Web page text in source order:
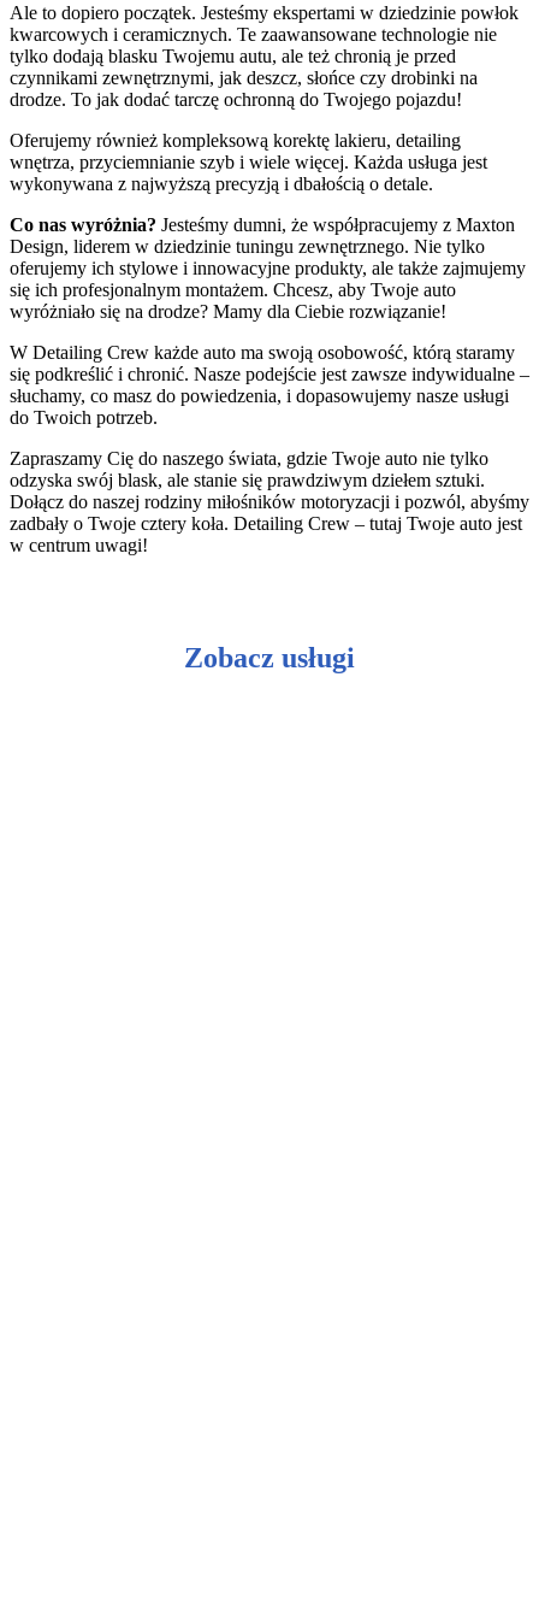
Ale to dopiero początek. Jesteśmy ekspertami w dziedzinie powłok
kwarcowych i ceramicznych. Te zaawansowane technologie nie
tylko dodają blasku Twojemu autu, ale też chronią je przed
czynnikami zewnętrznymi, jak deszcz, słońce czy drobinki na
drodze. To jak dodać tarczę ochronną do Twojego pojazdu!
Oferujemy również kompleksową korektę lakieru, detailing
wnętrza, przyciemnianie szyb i wiele więcej. Każda usługa jest
wykonywana z najwyższą precyzją i dbałością o detale.
Co nas wyróżnia? Jesteśmy dumni, że współpracujemy z Maxton
Design, liderem w dziedzinie tuningu zewnętrznego. Nie tylko
oferujemy ich stylowe i innowacyjne produkty, ale także zajmujemy
się ich profesjonalnym montażem. Chcesz, aby Twoje auto
wyróżniało się na drodze? Mamy dla Ciebie rozwiązanie!
W Detailing Crew każde auto ma swoją osobowość, którą staramy
się podkreślić i chronić. Nasze podejście jest zawsze indywidualne –
słuchamy, co masz do powiedzenia, i dopasowujemy nasze usługi
do Twoich potrzeb.
Zapraszamy Cię do naszego świata, gdzie Twoje auto nie tylko
odzyska swój blask, ale stanie się prawdziwym dziełem sztuki.
Dołącz do naszej rodziny miłośników motoryzacji i pozwól, abyśmy
zadbały o Twoje cztery koła. Detailing Crew – tutaj Twoje auto jest
w centrum uwagi!
Zobacz usługi